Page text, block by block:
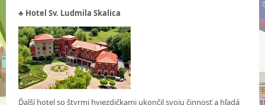
♣ Hotel Sv. Ludmila Skalica
Ďalší hotel so štyrmi hviezdičkami ukončil svoju činnosť a hľadá